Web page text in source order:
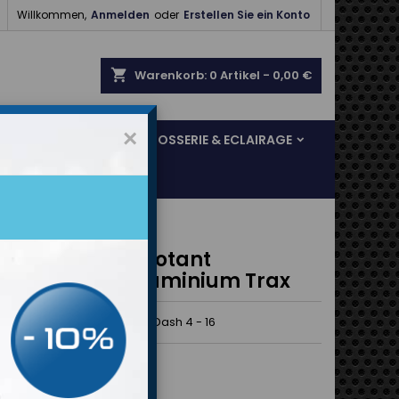
Willkommen, Anmelden oder Erstellen Sie ein Konto
shopping_cart Warenkorb: 0 Artikel - 0,00 €
& FREINAGE CARROSSERIE & ECLAIRAGE
Femelle Pivotant
Noir 150° Aluminium Trax
anodisé Pivotant 150° Dash 4 - 16
×